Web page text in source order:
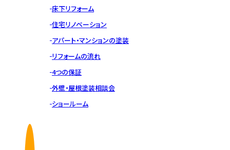
床下リフォーム
住宅リノベーション
アパート・マンションの塗装
リフォームの流れ
4つの保証
外壁・屋根塗装相談会
ショールーム